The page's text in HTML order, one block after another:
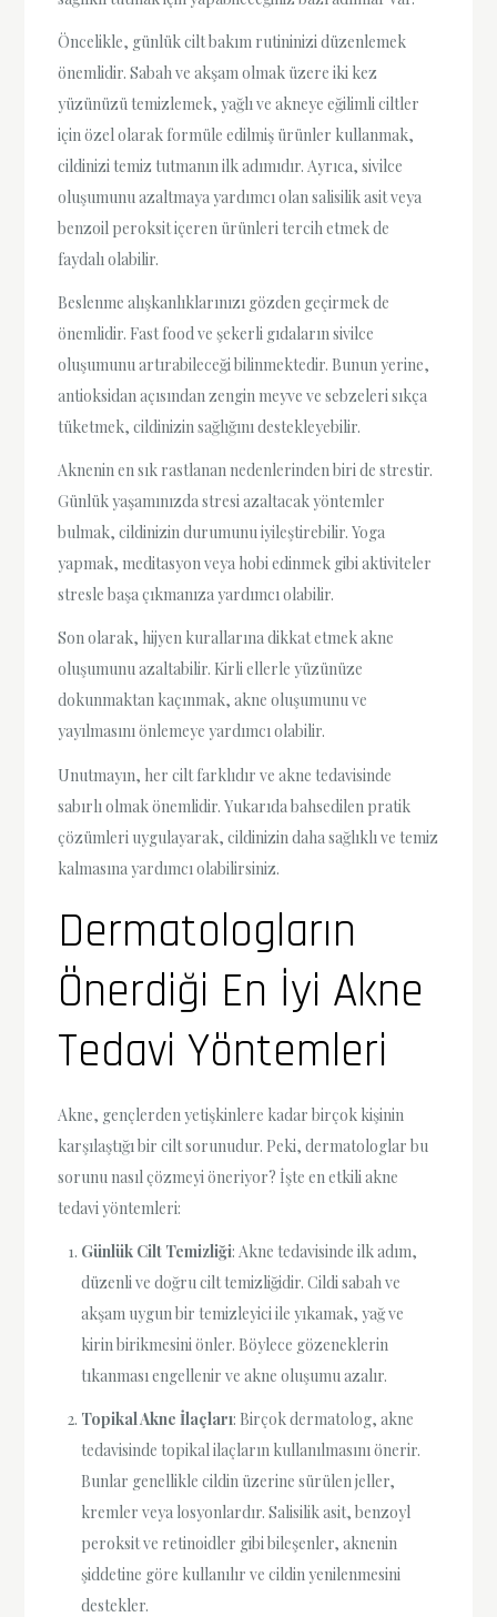
Öncelikle, günlük cilt bakım rutininizi düzenlemek
önemlidir. Sabah ve akşam olmak üzere iki kez
yüzünüzü temizlemek, yağlı ve akneye eğilimli ciltler
için özel olarak formüle edilmiş ürünler kullanmak,
cildinizi temiz tutmanın ilk adımıdır. Ayrıca, sivilce
oluşumunu azaltmaya yardımcı olan salisilik asit veya
benzoil peroksit içeren ürünleri tercih etmek de
faydalı olabilir.
Beslenme alışkanlıklarınızı gözden geçirmek de
önemlidir. Fast food ve şekerli gıdaların sivilce
oluşumunu artırabileceği bilinmektedir. Bunun yerine,
antioksidan açısından zengin meyve ve sebzeleri sıkça
tüketmek, cildinizin sağlığını destekleyebilir.
Aknenin en sık rastlanan nedenlerinden biri de strestir.
Günlük yaşamınızda stresi azaltacak yöntemler
bulmak, cildinizin durumunu iyileştirebilir. Yoga
yapmak, meditasyon veya hobi edinmek gibi aktiviteler
stresle başa çıkmanıza yardımcı olabilir.
Son olarak, hijyen kurallarına dikkat etmek akne
oluşumunu azaltabilir. Kirli ellerle yüzünüze
dokunmaktan kaçınmak, akne oluşumunu ve
yayılmasını önlemeye yardımcı olabilir.
Unutmayın, her cilt farklıdır ve akne tedavisinde
sabırlı olmak önemlidir. Yukarıda bahsedilen pratik
çözümleri uygulayarak, cildinizin daha sağlıklı ve temiz
kalmasına yardımcı olabilirsiniz.
Dermatologların
Önerdiği En İyi Akne
Tedavi Yöntemleri
Akne, gençlerden yetişkinlere kadar birçok kişinin
karşılaştığı bir cilt sorunudur. Peki, dermatologlar bu
sorunu nasıl çözmeyi öneriyor? İşte en etkili akne
tedavi yöntemleri:
Günlük Cilt Temizliği: Akne tedavisinde ilk adım,
düzenli ve doğru cilt temizliğidir. Cildi sabah ve
akşam uygun bir temizleyici ile yıkamak, yağ ve
kirin birikmesini önler. Böylece gözeneklerin
tıkanması engellenir ve akne oluşumu azalır.
Topikal Akne İlaçları: Birçok dermatolog, akne
tedavisinde topikal ilaçların kullanılmasını önerir.
Bunlar genellikle cildin üzerine sürülen jeller,
kremler veya losyonlardır. Salisilik asit, benzoyl
peroksit ve retinoidler gibi bileşenler, aknenin
şiddetine göre kullanılır ve cildin yenilenmesini
destekler.